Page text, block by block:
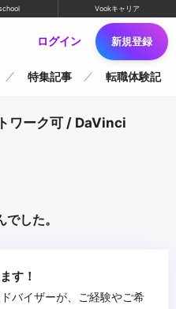
Vookキャリア
ログイン 新規登録
特集記事 転職体験記
ワーク可 / DaVinci
した。
す！
バイザーが、ご経験やご希